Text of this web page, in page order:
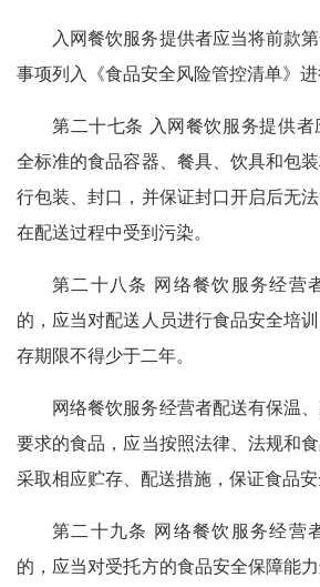
入网餐饮服务提供者应当将前款
事项列入《食品安全风险管控清单》进
第二十七条 入网餐饮服务提供
全标准的食品容器、餐具、饮具和包
行包装、封口，并保证封口开启后无
在配送过程中受到污染。
第二十八条 网络餐饮服务经营
的，应当对配送人员进行食品安全培
存期限不得少于二年。
网络餐饮服务经营者配送有保温
要求的食品，应当按照法律、法规和
采取相应贮存、配送措施，保证食品安
第二十九条 网络餐饮服务经营
的，应当对受托方的食品安全保障能